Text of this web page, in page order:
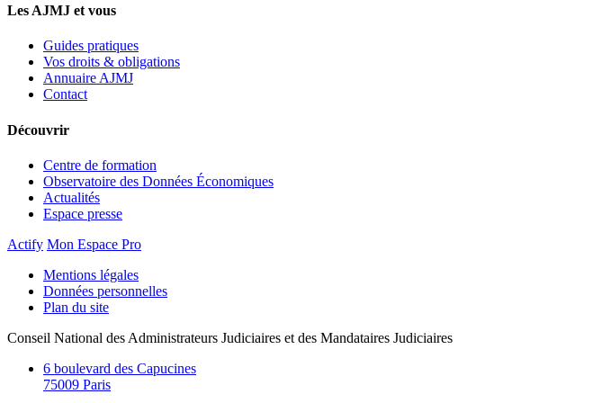
Les AJMJ et vous
Guides pratiques
Vos droits & obligations
Annuaire AJMJ
Contact
Découvrir
Centre de formation
Observatoire des Données Économiques
Actualités
Espace presse
Actify Mon Espace Pro
Mentions légales
Données personnelles
Plan du site
Conseil National des Administrateurs Judiciaires et des Mandataires Judiciaires
6 boulevard des Capucines
75009 Paris